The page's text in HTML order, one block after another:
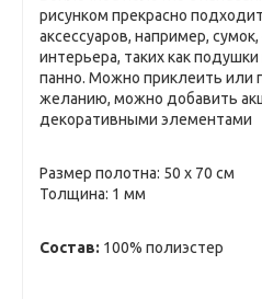
рисунком прекрасно
аксессуаров, например,
интерьера, таких как
панно. Можно приклеить или
желанию, можно добавить
декоративными элементами
Размер полотна: 50 х 70 см
Толщина: 1 мм
Состав: 100% полиэстер